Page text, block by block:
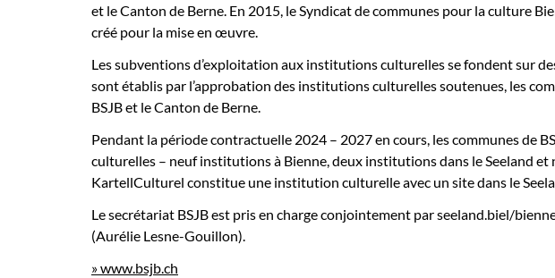
et le Canton de Berne. En 2015, le Syndicat de communes pour la culture
créé pour la mise en œuvre.
Les subventions d’exploitation aux institutions culturelles se fondent sur
sont établis par l’approbation des institutions culturelles soutenues, les
BSJB et le Canton de Berne.
Pendant la période contractuelle 2024 – 2027 en cours, les communes de
culturelles – neuf institutions à Bienne, deux institutions dans le Seeland
KartellCulturel constitue une institution culturelle avec un site dans le
Le secrétariat BSJB est pris en charge conjointement par seeland.biel/
(Aurélie Lesne-Gouillon).
» www.bsjb.ch